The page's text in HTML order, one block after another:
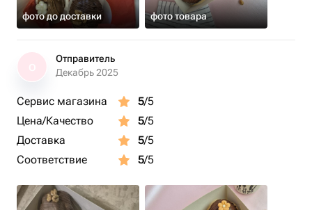
фото до доставки фото товара
Отправитель
Декабрь 2025
Сервис магазина 5/5
Цена/Качество
5/5
Доставка
5/5
Соответствие
5/5